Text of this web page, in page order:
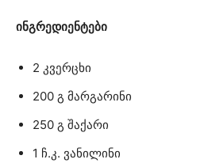
ინგრედიენტები
2 კვერცხი
200 გ მარგარინი
250 გ შაქარი
1 ჩ.კ. ვანილინი